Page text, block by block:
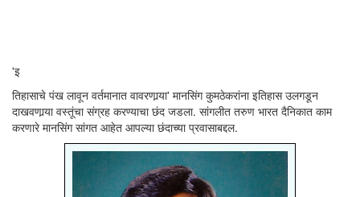
'इ
तिहासाचे पंख लावून वर्तमानात वावरणार्‍या' मानसिंग कुमठेकरांना इतिहास उलगडून
दाखवणार्‍या वस्तूंचा संग्रह करण्याचा छंद जडला. सांगलीत तरुण भारत दैनिकात काम
करणारे मानसिंग सांगत आहेत आपल्या छंदाच्या प्रवासाबद्दल.